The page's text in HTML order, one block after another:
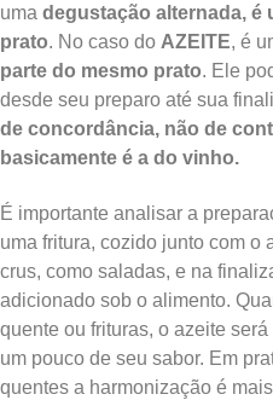
uma degustação alternada, é
prato. No caso do AZEITE, é
parte do mesmo prato. Ele
desde seu preparo até sua
de concordância, não de
basicamente é a do vinho.
É importante analisar a
uma fritura, cozido junto com o
crus, como saladas, e na
adicionado sob o alimento.
quente ou frituras, o azeite
um pouco de seu sabor. Em
quentes a harmonização é